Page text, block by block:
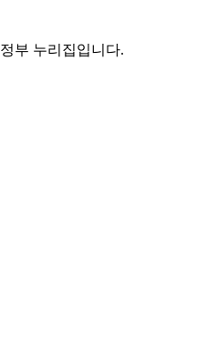
부 누리집입니다.